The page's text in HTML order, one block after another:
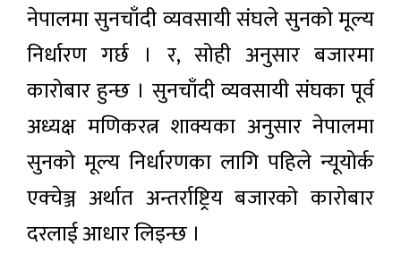
नेपालमा सुनचाँदी व्यवसायी संघले सुनको मूल्य
निर्धारण गर्छ । र, सोही अनुसार बजारमा
कारोबार हुन्छ । सुनचाँदी व्यवसायी संघका पूर्व
अध्यक्ष मणिकरत्न शाक्यका अनुसार नेपालमा
सुनको मूल्य निर्धारणका लागि पहिले न्यूयोर्क
एक्चेञ्ज अर्थात अन्तर्राष्ट्रिय बजारको कारोबार
दरलाई आधार लिइन्छ ।